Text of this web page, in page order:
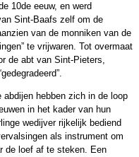
10de eeuw, en werd
Sint-Baafs zelf om de
van de monniken van de
te vrijwaren. Tot overmaat
de abt van Sint-Pieters,
abdijen hebben zich in de loop
in het kader van hun
wedijver rijkelijk bediend
als instrument om
de loef af te steken. Een